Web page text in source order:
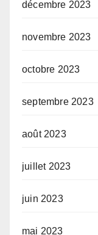
décembre 2023
novembre 2023
octobre 2023
septembre 2023
août 2023
juillet 2023
juin 2023
mai 2023